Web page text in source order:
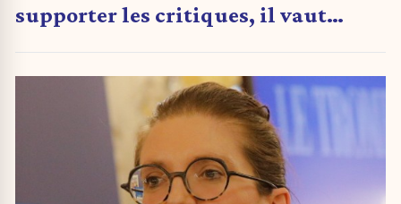
supporter les critiques, il vaut